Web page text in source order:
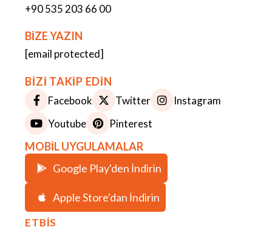
+90 535 203 66 00
BİZE YAZIN
[email protected]
BİZİ TAKİP EDİN
Facebook Twitter
Instagram
Youtube
Pinterest
MOBİL UYGULAMALAR
Google Play'den İndirin
Apple Store'dan İndirin
ETBİS